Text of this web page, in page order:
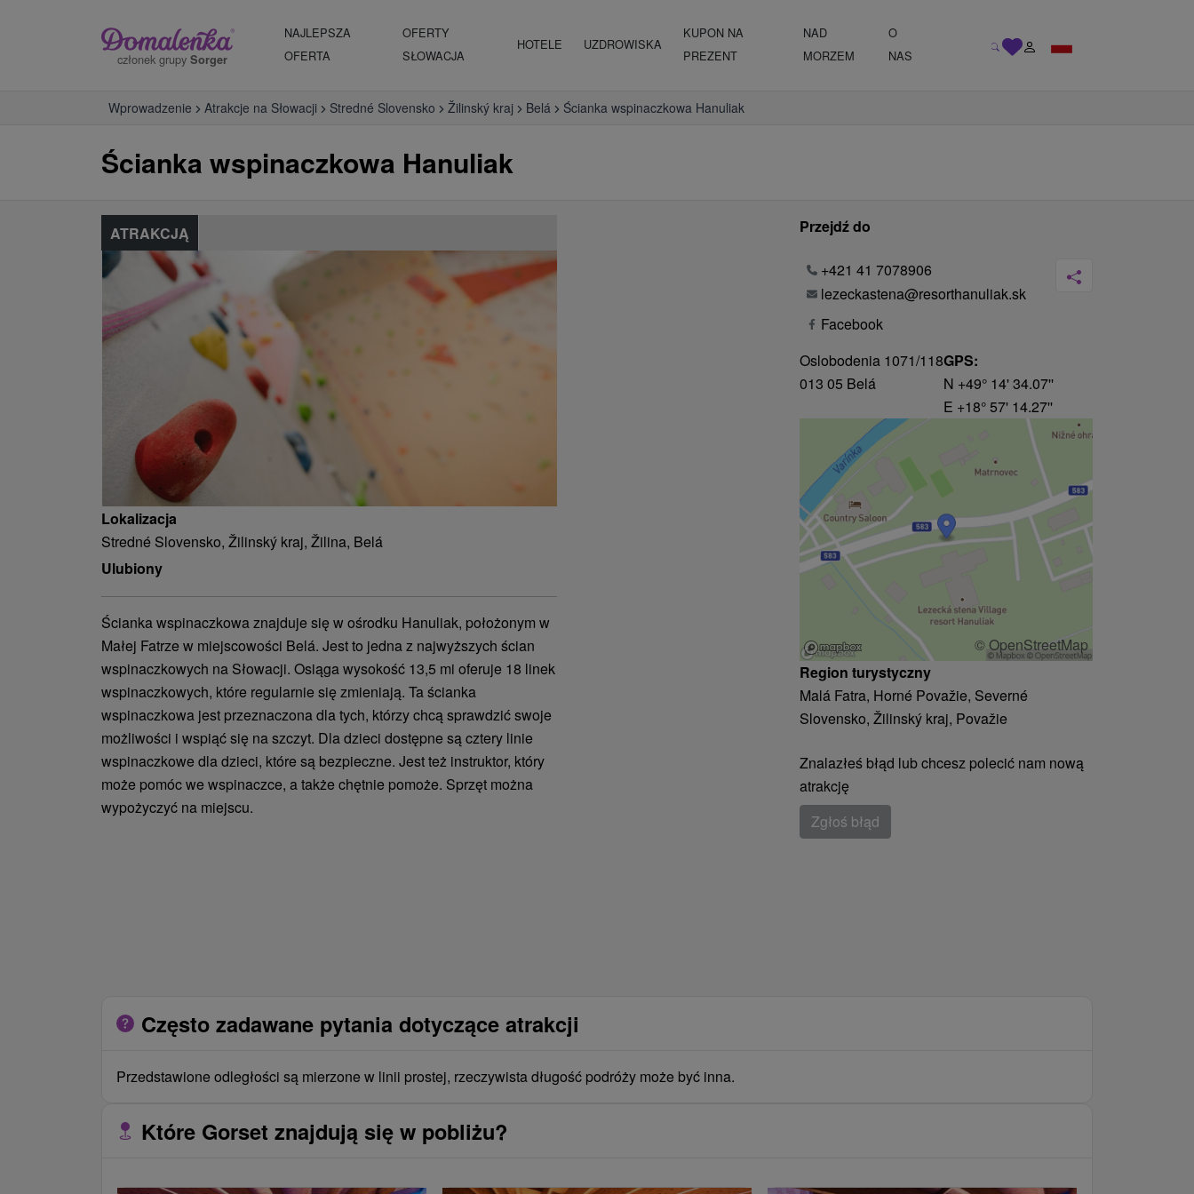
członek grupy Sorger
NAJLEPSZA
OFERTA
OFERTY
SŁOWACJA
HOTELE UZDROWISKA
KUPON NA
PREZENT
NAD
MORZEM
O
NAS
Wprowadzenie Atrakcje na Słowacji Stredné Slovensko Žilinský kraj Belá Ścianka wspinaczkowa Hanuliak
Ścianka wspinaczkowa Hanuliak
Przejdź do
+421 41 7078906
lezeckastena@resorthanuliak.sk
Facebook
Oslobodenia 1071/118
013 05 Belá
GPS:
N +49° 14' 34.07''
E +18° 57' 14.27''
© OpenStreetMap
Region turystyczny
Malá Fatra, Horné Považie, Severné
Slovensko, Žilinský kraj, Považie
Znalazłeś błąd lub chcesz polecić nam nową
atrakcję
Zgłoś błąd
ATRAKCJĄ
Lokalizacja
Stredné Slovensko, Žilinský kraj, Žilina, Belá
Ulubiony
Ścianka wspinaczkowa znajduje się w ośrodku Hanuliak, położonym w
Małej Fatrze w miejscowości Belá. Jest to jedna z najwyższych ścian
wspinaczkowych na Słowacji. Osiąga wysokość 13,5 mi oferuje 18 linek
wspinaczkowych, które regularnie się zmieniają. Ta ścianka
wspinaczkowa jest przeznaczona dla tych, którzy chcą sprawdzić swoje
możliwości i wspiąć się na szczyt. Dla dzieci dostępne są cztery linie
wspinaczkowe dla dzieci, które są bezpieczne. Jest też instruktor, który
może pomóc we wspinaczce, a także chętnie pomoże. Sprzęt można
wypożyczyć na miejscu.
Często zadawane pytania dotyczące atrakcji
Przedstawione odległości są mierzone w linii prostej, rzeczywista długość podróży może być inna.
Które Gorset znajdują się w pobliżu?